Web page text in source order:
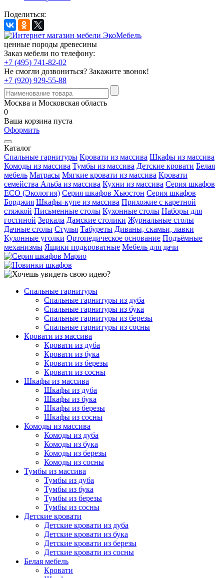
Поделиться:
ценные породы древесины
Заказ мебели по телефону:
+7 (495) 741-82-02
Не смогли дозвониться? Закажите звонок!
+7 (920) 929-55-88
Москва и Московская область
0
Ваша корзина пуста
Оформить
Каталог
Спальные гарнитуры Кровати из массива Шкафы из массива
Комоды из массива Тумбы из массива Детские кровати Белая
мебель Матрасы Мягкие кровати из массива Кровати
семейства Альба из массива Кухни из массива Серия шкафов
ECO (Экология) Серия шкафов Хьюстон Серия шкафов
Борджия Шкафы-купе из массива Прихожие с каретной
стяжкой Письменные столы Кухонные столы Наборы для
гостиной Зеркала Дамские столики Журнальные столы
Дачные столы Стулья Табуреты Диваны, скамьи, лавки
Кухонные уголки Ортопедическое основание Подъёмные
механизмы Ящики подкроватные Мебель для дачи
Спальные гарнитуры
Спальные гарнитуры из дуба
Спальные гарнитуры из бука
Спальные гарнитуры из березы
Спальные гарнитуры из сосны
Кровати из массива
Кровати из дуба
Кровати из бука
Кровати из березы
Кровати из сосны
Шкафы из массива
Шкафы из дуба
Шкафы из бука
Шкафы из березы
Шкафы из сосны
Комоды из массива
Комоды из дуба
Комоды из бука
Комоды из березы
Комоды из сосны
Тумбы из массива
Тумбы из дуба
Тумбы из бука
Тумбы из березы
Тумбы из сосны
Детские кровати
Детские кровати из дуба
Детские кровати из бука
Детские кровати из березы
Детские кровати из сосны
Белая мебель
Кровати